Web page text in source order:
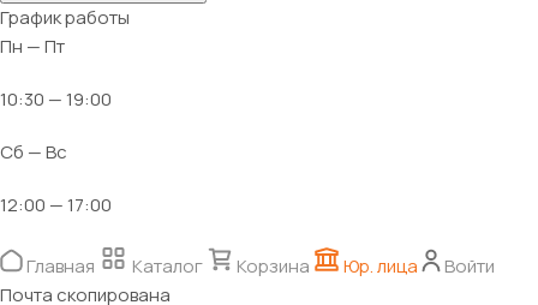
График работы
Пн — Пт
10:30 — 19:00
Сб — Вс
12:00 — 17:00
Главная Каталог Корзина Юр. лица
Войти
Почта скопирована